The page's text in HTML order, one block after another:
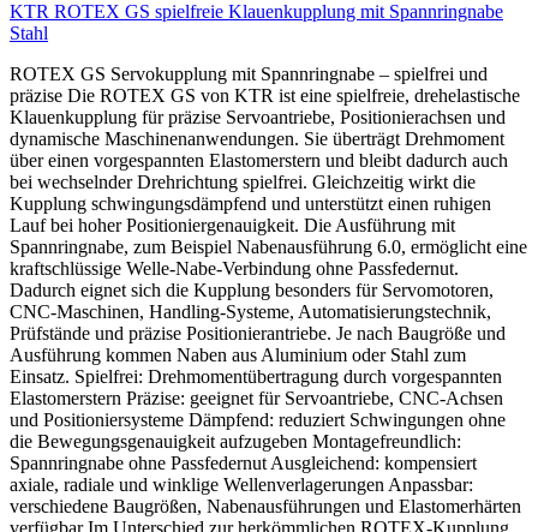
KTR ROTEX GS spielfreie Klauenkupplung mit Spannringnabe
Stahl
ROTEX GS Servokupplung mit Spannringnabe – spielfrei und
präzise Die ROTEX GS von KTR ist eine spielfreie, drehelastische
Klauenkupplung für präzise Servoantriebe, Positionierachsen und
dynamische Maschinenanwendungen. Sie überträgt Drehmoment
über einen vorgespannten Elastomerstern und bleibt dadurch auch
bei wechselnder Drehrichtung spielfrei. Gleichzeitig wirkt die
Kupplung schwingungsdämpfend und unterstützt einen ruhigen
Lauf bei hoher Positioniergenauigkeit. Die Ausführung mit
Spannringnabe, zum Beispiel Nabenausführung 6.0, ermöglicht eine
kraftschlüssige Welle-Nabe-Verbindung ohne Passfedernut.
Dadurch eignet sich die Kupplung besonders für Servomotoren,
CNC-Maschinen, Handling-Systeme, Automatisierungstechnik,
Prüfstände und präzise Positionierantriebe. Je nach Baugröße und
Ausführung kommen Naben aus Aluminium oder Stahl zum
Einsatz. Spielfrei: Drehmomentübertragung durch vorgespannten
Elastomerstern Präzise: geeignet für Servoantriebe, CNC-Achsen
und Positioniersysteme Dämpfend: reduziert Schwingungen ohne
die Bewegungsgenauigkeit aufzugeben Montagefreundlich:
Spannringnabe ohne Passfedernut Ausgleichend: kompensiert
axiale, radiale und winklige Wellenverlagerungen Anpassbar:
verschiedene Baugrößen, Nabenausführungen und Elastomerhärten